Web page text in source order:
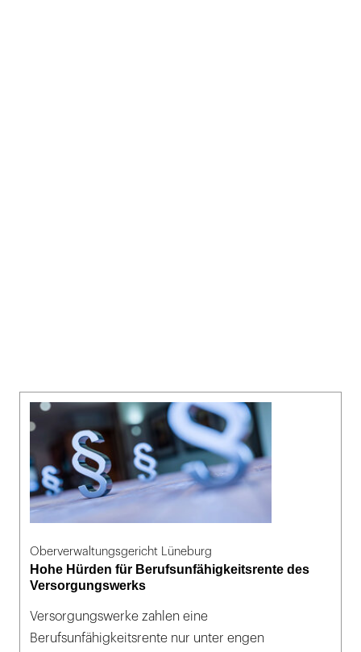
Oberverwaltungsgericht Lüneburg
Hohe Hürden für Berufsunfähigkeitsrente des
Versorgungswerks
Versorgungswerke zahlen eine
Berufsunfähigkeitsrente nur unter engen